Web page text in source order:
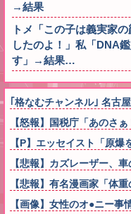
→結果
トメ「この子は義実家
したのよ！」私「DNA
す」→結果…
｢格なむチャンネル｣ 名
【怒報】国税庁「あのさ
【P】エッセイスト「原
【悲報】カズレーザー、
【悲報】有名漫画家「体
【画像】女性のオ●ニー